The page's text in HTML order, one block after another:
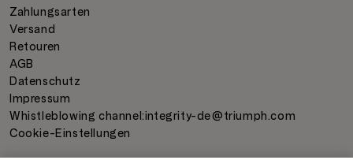
Zahlungsarten
Versand
Retouren
AGB
Datenschutz
Impressum
Whistleblowing channel:integrity-de@triumph.com
Cookie-Einstellungen